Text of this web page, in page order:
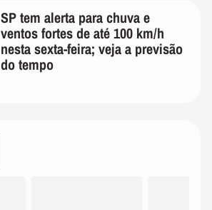
SP tem alerta para chuva e
ventos fortes de até 100 km/h
nesta sexta-feira; veja a previsão
do tempo